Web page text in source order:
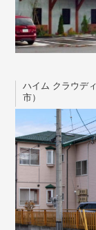
ハイム クラウデ
市）